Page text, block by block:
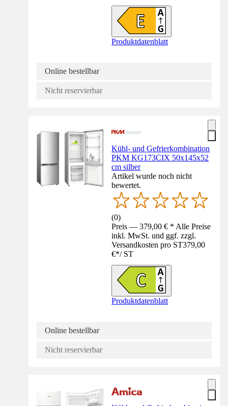
Produktdatenblatt
Online bestellbar
Nicht reservierbar
Kühl- und Gefrierkombination
PKM KG173CIX 50x145x52
cm silber
Artikel wurde noch nicht
bewertet.
(0)
Preis — 379,00 € * Alle Preise
inkl. MwSt. und ggf. zzgl.
Versandkosten pro ST379,00
€*/ ST
Produktdatenblatt
Online bestellbar
Nicht reservierbar